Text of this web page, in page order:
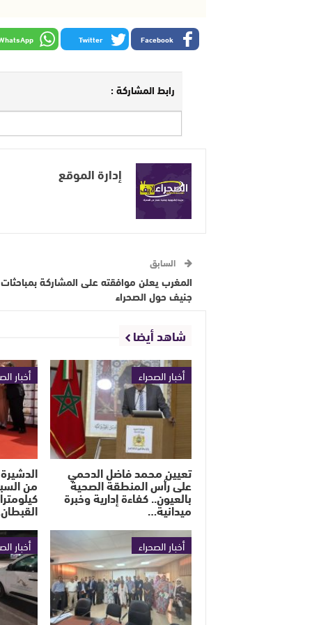
Facebook
Twitter
رابط المشاركة :
إدارة الموقع
السابق
المغرب يعلن موافقته على المشاركة بمباحثات
جنيف حول الصحراء
شاهد أيضا
أخبار الصحراء
تعيين محمد فاضل الدحمي
على رأس المنطقة الصحية
بالعيون.. كفاءة إدارية وخبرة
ميدانية…
أخبار
أخبار الصحراء أخبار